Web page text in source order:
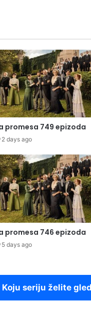
promesa 749 epizoda
2 days ago
promesa 746 epizoda
5 days ago
Koju seriju želite